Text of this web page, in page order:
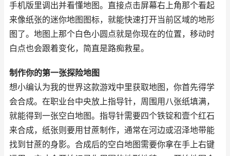
手机版里调出并看懂地图。直接点击屏幕右上角那个看起
来像纸张的迷你地图图标，就能快速打开当前区域的地形
图了。地图上那个白色小圆点就是你现在的位置，移动时
白点也会跟着变化，简直是路痴救星。
制作你的第一张探险地图
想小编认为我的世界这款游戏中里获取地图，你首先得学
会合成。在职业台中央放上指导针，周围用八张纸填满，
就能得到一张空白地图。指导针需要四个铁锭和壹个红石
来合成，纸张则要用甘蔗制作，通常在河边或沼泽地带能
找到甘蔗的身影。合成后的空白地图需要你拿在手上右键